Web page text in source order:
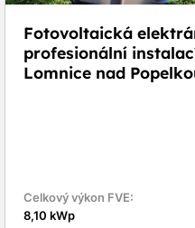
Fotovoltaická
profesionální
Lomnice nad
Celkový výkon FVE:
8,10 kWp